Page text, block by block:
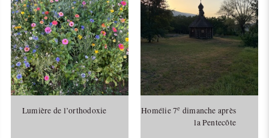
Lumière de l’orthodoxie Homélie 7e dimanche après
la Pentecôte